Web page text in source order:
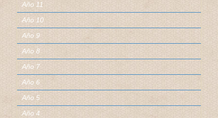
Año 11
Año 10
Año 9
Año 8
Año 7
Año 6
Año 5
Año 4